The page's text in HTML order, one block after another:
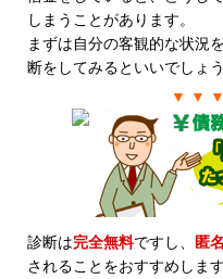
しまうことがあります。
まずは自分の客観的な状況
断をしてみるといいでしょう
▼ ▼
診断は完全無料ですし、 匿
されることをおすすめしま